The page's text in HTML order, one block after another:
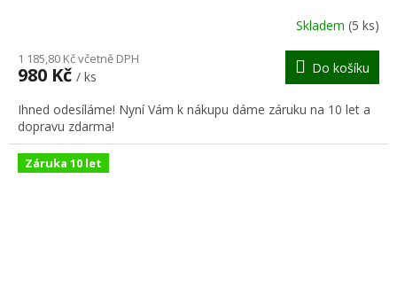
R
M
A
Skladem (5 ks)
1 185,80 Kč včetně DPH
980 Kč / ks
Do košíku
Ihned odesíláme! Nyní Vám k nákupu dáme záruku na 10 let a
dopravu zdarma!
Záruka 10 let